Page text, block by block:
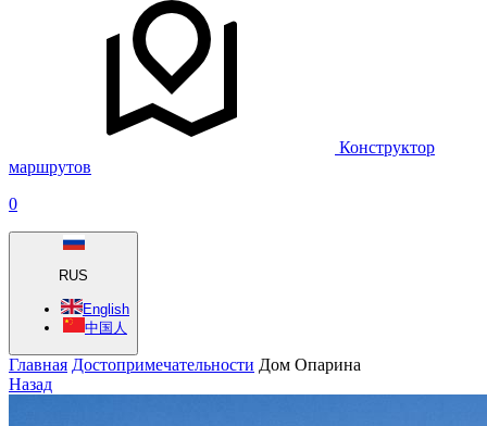
Конструктор
маршрутов
0
RUS
English
中国人
Главная Достопримечательности Дом Опарина
Назад